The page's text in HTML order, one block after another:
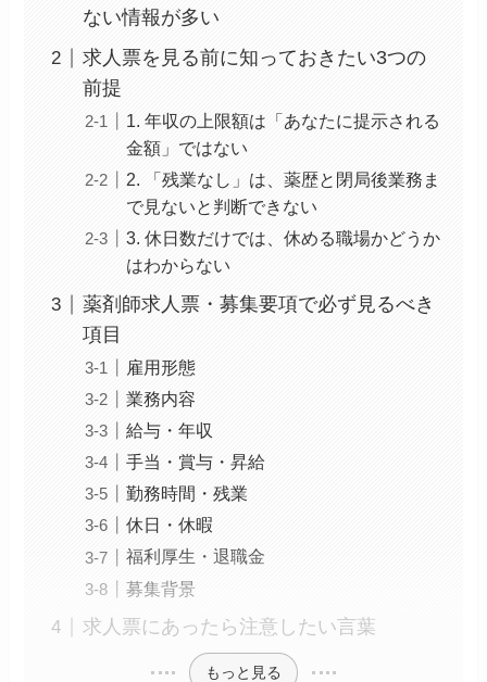
ない情報が多い
求人票を見る前に知っておきたい3つの
前提
1. 年収の上限額は「あなたに提示される
金額」ではない
2. 「残業なし」は、薬歴と閉局後業務ま
で見ないと判断できない
3. 休日数だけでは、休める職場かどうか
はわからない
薬剤師求人票・募集要項で必ず見るべき
項目
雇用形態
業務内容
給与・年収
手当・賞与・昇給
勤務時間・残業
休日・休暇
福利厚生・退職金
募集背景
求人票にあったら注意したい言葉
もっと見る